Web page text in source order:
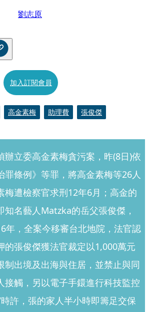
劉志原
加入訂閱會員
高金素梅 助理費 張俊傑
辦立委高金素梅貪污案，昨(8日)依
罪條例》等罪，將高金素梅等26人
梅遭檢察官求刑12年6月；高金的
知名藝人Matzka的岳父張俊傑，
年，全案今移審台北地院，法官認
的張俊傑獲法官裁定以1,000萬元
制出境及出海與住居，並禁止與同
接觸，另以電子手鐶進行科技監控
許，張的家人半小時即籌足交保